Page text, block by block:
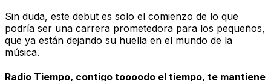
Sin duda, este debut es solo el comienzo de lo que
podría ser una carrera prometedora para los pequeños,
que ya están dejando su huella en el mundo de la
música.
Radio Tiempo, contigo toooodo el tiempo, te mantiene